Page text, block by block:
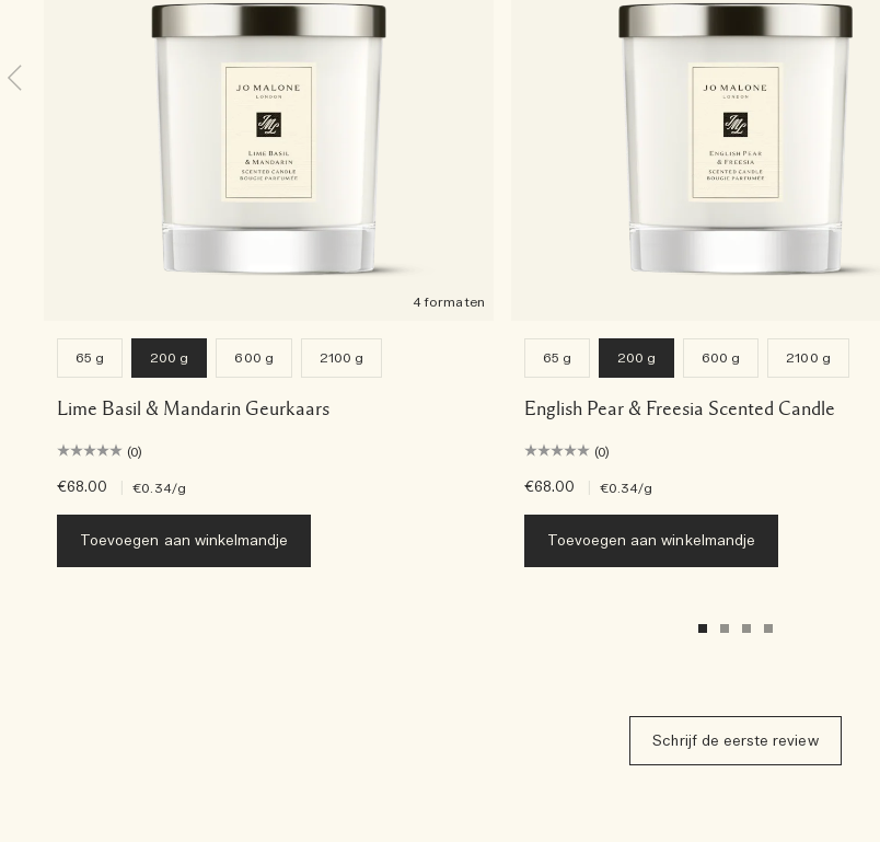
4 formaten
65 g 200 g 600 g 2100 g
Lime Basil & Mandarin Geurkaars
(0)
€68.00 €0.34/g
Toevoegen aan winkelmandje
65 g 200 g 600 g 2100 g
English Pear & Freesia Scented Candle
(0)
€68.00 €0.34/g
Toevoegen aan winkelmandje
Schrijf de eerste review